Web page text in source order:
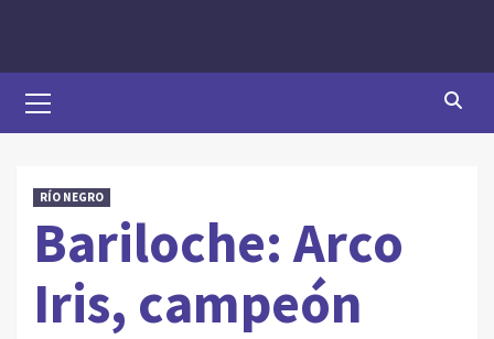
Menu
RÍO NEGRO
Bariloche: Arco
Iris, campeón